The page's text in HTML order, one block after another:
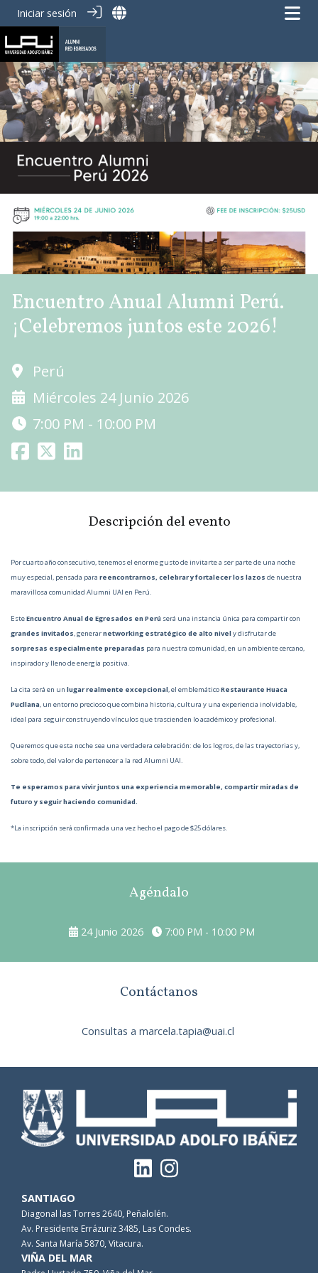
Iniciar sesión
Encuentro Anual Alumni Perú.
¡Celebremos juntos este 2026!
Perú
Miércoles 24 Junio 2026
7:00 PM - 10:00 PM
Descripción del evento
Por cuarto año consecutivo, tenemos el enorme gusto de invitarte a ser parte de una noche
muy especial, pensada para reencontrarnos, celebrar y fortalecer los lazos de nuestra
maravillosa comunidad Alumni UAI en Perú.
EsteEncuentro Anual de Egresados en Perú será una instancia única para compartir con
grandes invitados, generarnetworking estratégico de alto nively disfrutar de
sorpresas especialmente preparadas para nuestra comunidad, en un ambiente cercano,
inspirador y lleno de energía positiva.
La cita será en un lugar realmente excepcional, el emblemáticoRestaurante Huaca
Pucllana, un entorno precioso que combina historia, cultura y una experiencia inolvidable,
ideal para seguir construyendo vínculos que trascienden lo académico y profesional.
Queremos que esta noche sea una verdadera celebración: de los logros, de las trayectorias y,
sobre todo, del valor de pertenecer a la red Alumni UAI.
Te esperamos para vivir juntos una experiencia memorable, compartir miradas de
futuro y seguir haciendo comunidad.
*La inscripción será confirmada una vez hecho el pago de $25 dólares.
Agéndalo
24 Junio 2026 7:00 PM - 10:00 PM
Contáctanos
Consultas a marcela.tapia@uai.cl
SANTIAGO
Diagonal las Torres 2640, Peñalolén.
Av. Presidente Errázuriz 3485, Las Condes.
Av. Santa María 5870, Vitacura.
VIÑA DEL MAR